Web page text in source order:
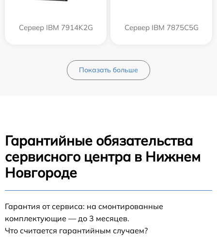
Сервер IBM 7914K2G Сервер IBM 7875C5G
Показать больше
Гарантийные обязательства
сервисного центра в Нижнем
Новгороде
Гарантия от сервиса: на смонтированные
комплектующие — до 3 месяцев.
Что считается гарантийным случаем?